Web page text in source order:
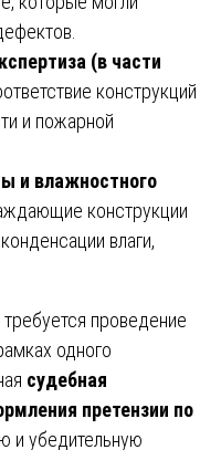
(в части
конструкций
и пожарной
и влажностного
конструкции
влаги,
проведение
одного
судебная
претензии по
и убедительную